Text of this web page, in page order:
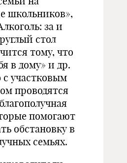
школьников»,
за и
стол
тому, что
в дому» и др.
участковым
проводятся
помогают
обстановку в
семьях.